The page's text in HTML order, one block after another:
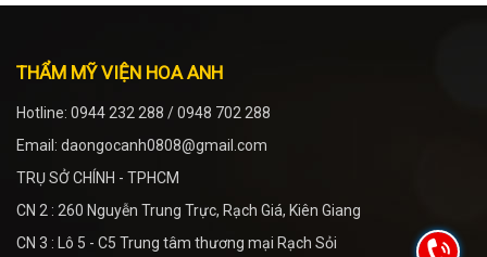
THẨM MỸ VIỆN HOA ANH
Hotline: 0944 232 288 / 0948 702 288
Email: daongocanh0808@gmail.com
TRỤ SỞ CHÍNH - TPHCM
CN 2 : 260 Nguyễn Trung Trực, Rạch Giá, Kiên Giang
CN 3 : Lô 5 - C5 Trung tâm thương mại Rạch Sỏi